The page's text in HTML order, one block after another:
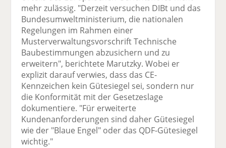
mehr zulässig. "Derzeit versuchen DIBt und das
Bundesumweltministerium, die nationalen
Regelungen im Rahmen einer
Musterverwaltungsvorschrift Technische
Baubestimmungen abzusichern und zu
erweitern", berichtete Marutzky. Wobei er
explizit darauf verwies, dass das CE-
Kennzeichen kein Gütesiegel sei, sondern nur
die Konformität mit der Gesetzeslage
dokumentiere. "Für erweiterte
Kundenanforderungen sind daher Gütesiegel
wie der "Blaue Engel" oder das QDF-Gütesiegel
wichtig."